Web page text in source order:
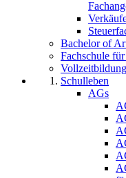
Bachelor of
Fachschule
Schulleben
AGs